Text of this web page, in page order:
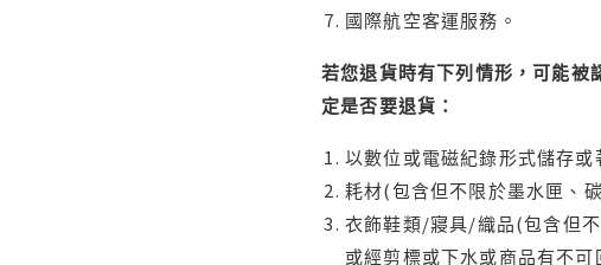
國際航空客運服務。
若您退貨時有下列情形，可能
定是否要退貨：
以數位或電磁紀錄形式儲存
耗材(包含但不限於墨水匣、
衣飾鞋類/寢具/織品(包含但
或經剪標或下水或商品有不可